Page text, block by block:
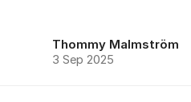
Thommy Malmström
3 Sep 2025